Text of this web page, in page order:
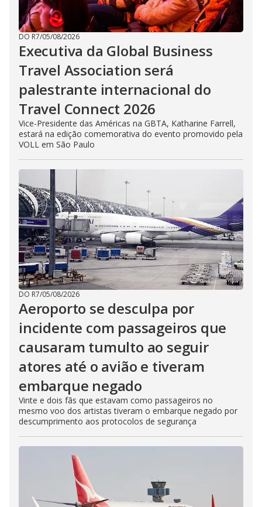
DO R7/05/08/2026
Executiva da Global Business
Travel Association será
palestrante internacional do
Travel Connect 2026
Vice-Presidente das Américas na GBTA, Katharine Farrell,
estará na edição comemorativa do evento promovido pela
VOLL em São Paulo
DO R7/05/08/2026
Aeroporto se desculpa por
incidente com passageiros que
causaram tumulto ao seguir
atores até o avião e tiveram
embarque negado
Vinte e dois fãs que estavam como passageiros no
mesmo voo dos artistas tiveram o embarque negado por
descumprimento aos protocolos de segurança